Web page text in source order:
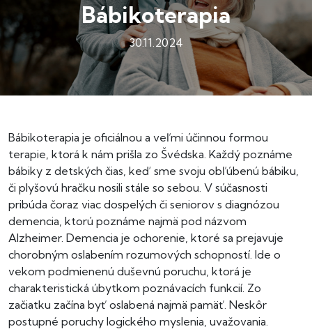
Bábikoterapia
30.11.2024
Bábikoterapia je oficiálnou a veľmi účinnou formou
terapie, ktorá k nám prišla zo Švédska. Každý poznáme
bábiky z detských čias, keď sme svoju obľúbenú bábiku,
či plyšovú hračku nosili stále so sebou. V súčasnosti
pribúda čoraz viac dospelých či seniorov s diagnózou
demencia, ktorú poznáme najmä pod názvom
Alzheimer. Demencia je ochorenie, ktoré sa prejavuje
chorobným oslabením rozumových schopností. Ide o
vekom podmienenú duševnú poruchu, ktorá je
charakteristická úbytkom poznávacích funkcií. Zo
začiatku začína byť oslabená najmä pamäť. Neskôr
postupné poruchy logického myslenia, uvažovania.